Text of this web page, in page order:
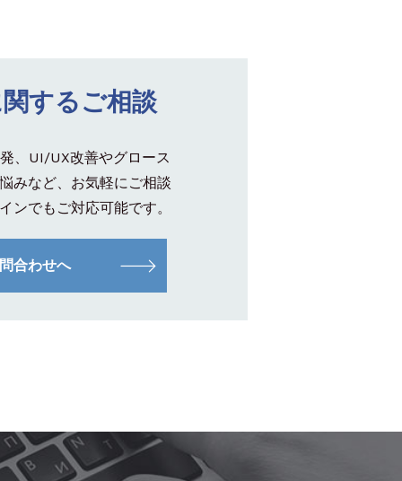
するご相談
、UI/UX改善やグロース
みなど、お気軽にご相談
ンでもご対応可能です。
合わせへ